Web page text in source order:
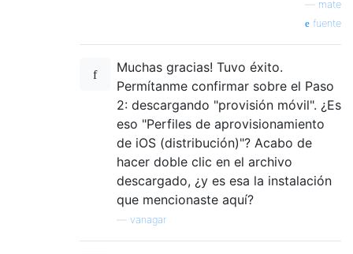
mate
fuente
Muchas gracias! Tuvo éxito.
Permítanme confirmar sobre el Paso
2: descargando "provisión móvil". ¿Es
eso "Perfiles de aprovisionamiento
de iOS (distribución)"? Acabo de
hacer doble clic en el archivo
descargado, ¿y es esa la instalación
que mencionaste aquí?
vanagar